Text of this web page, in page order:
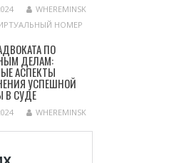
WHEREMINSK
НОМЕР
ПО
ДЕЛАМ:
АСПЕКТЫ
УСПЕШНОЙ
В СУДЕ
WHEREMINSK